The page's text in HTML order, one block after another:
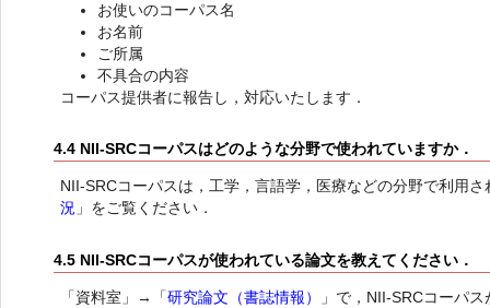
お使いのコーパス名
お名前
ご所属
不具合の内容
コーパス提供者に報告し，対応いたします．
4.4 NII-SRCコーパスはどのような分野で使われていますか．
NII-SRCコーパスは，工学，言語学，医療などの分野で利用
況 」をご覧ください．
4.5 NII-SRCコーパスが使われている論文を教えてください．
「資料室」→「研究論文（書誌情報）
」で，NII-SRCコーパ